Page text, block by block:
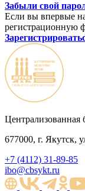
Забыли свой
Если вы впервые
регистрационную
Централизованная
677000, г. Якутск,
+7 (4112) 31-89-85
ibo@cbsykt.ru